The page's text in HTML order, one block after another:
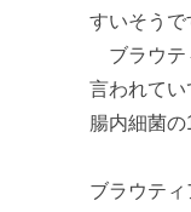
すいそうで
ブラウテ
言われてい
腸内細菌
ブラウティ